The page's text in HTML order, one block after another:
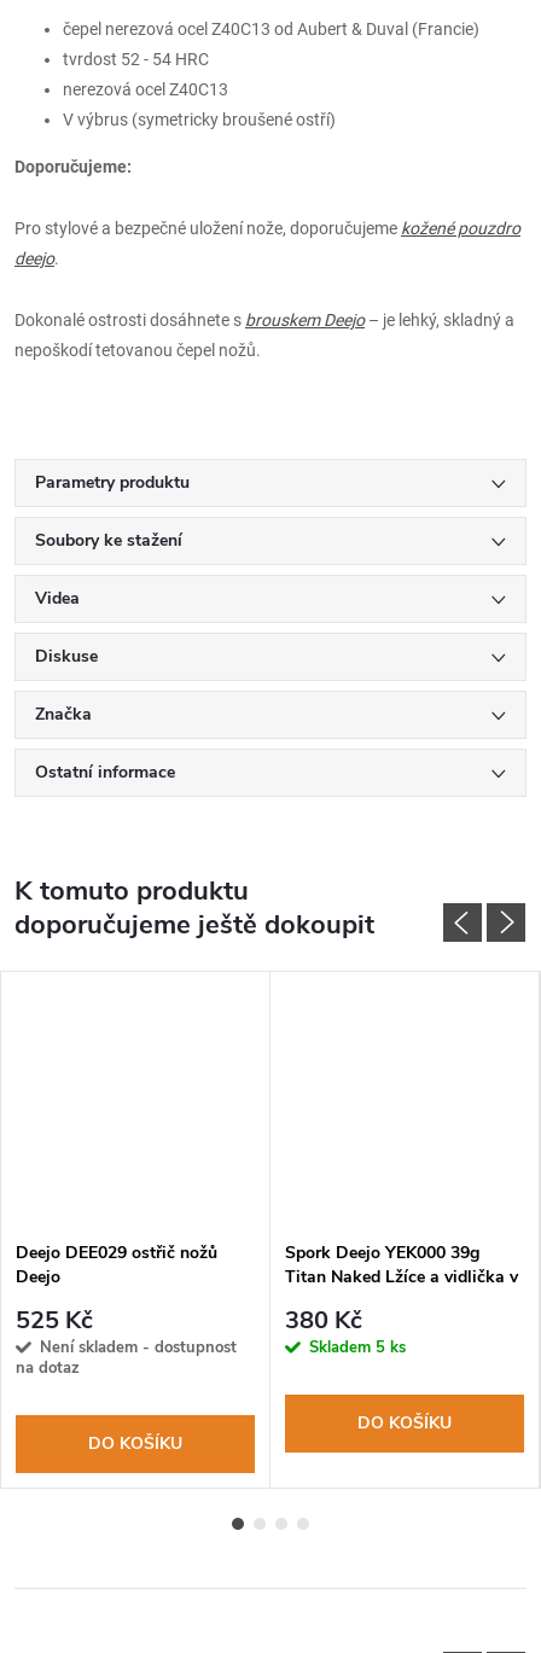
čepel nerezová ocel Z40C13 od Aubert & Duval (Francie)
tvrdost 52 - 54 HRC
nerezová ocel Z40C13
V výbrus (symetricky broušené ostří)
Doporučujeme:
Pro stylové a bezpečné uložení nože, doporučujeme kožené pouzdro
deejo.
Dokonalé ostrosti dosáhnete s brouskem Deejo– je lehký, skladný a
nepoškodí tetovanou čepel nožů.
Parametry produktu
Soubory ke stažení
Videa
Diskuse
Značka
Ostatní informace
K tomuto produktu
doporučujeme ještě dokoupit
Deejo DEE029 ostřič nožů
Deejo
525 Kč
Není skladem - dostupnost
na dotaz
DO KOŠÍKU
Spork Deejo YEK000 39g
Titan Naked Lžíce a vidlička v
380 Kč
Skladem 5 ks
DO KOŠÍKU